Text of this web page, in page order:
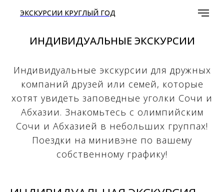
ЭКСКУРСИИ КРУГЛЫЙ ГОД
ИНДИВИДУАЛЬНЫЕ ЭКСКУРСИИ
Индивидуальные экскурсии для дружных
компаний друзей или семей, которые
хотят увидеть заповедные уголки Сочи и
Абхазии. Знакомьтесь с олимпийским
Сочи и Абхазией в небольших группах!
Поездки на минивэне по вашему
собственному графику!